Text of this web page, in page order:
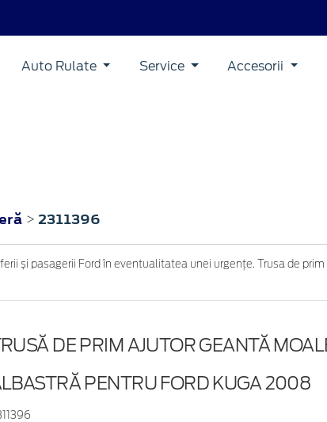
Auto Rulate Service Accesorii
> 2311396
și pasagerii Ford în eventualitatea unei urgențe. Trusa de
DE PRIM AJUTOR GEANTĂ
PENTRU FORD KUGA 2008